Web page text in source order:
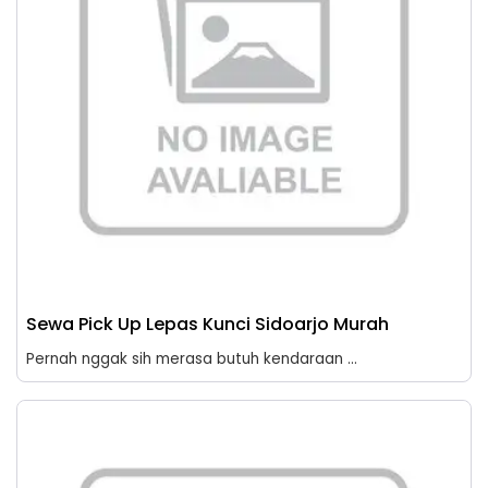
Sewa Pick Up Lepas Kunci Sidoarjo Murah
Pernah nggak sih merasa butuh kendaraan ...